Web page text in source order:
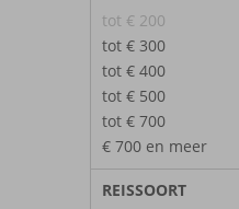
tot € 200
tot € 300
tot € 400
tot € 500
tot € 700
€ 700 en meer
REISSOORT